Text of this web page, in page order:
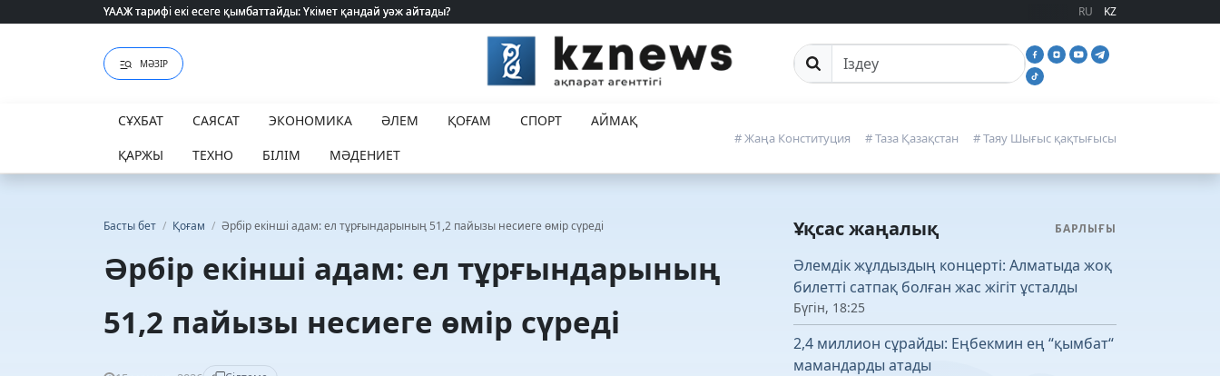
ҮААЖ тарифі екі есеге қымбаттайды: Үкімет қандай уәж айтады?
ҮААЖ тарифі екі есеге қымбаттайды: Үкімет қандай уәж айтады? RU KZ
МӘЗІР Сайттан іздеу
СҰХБАТ САЯСАТ ЭКОНОМИКА ӘЛЕМ ҚОҒАМ СПОРТ
АЙМАҚ
ҚАРЖЫ
ТЕХНО БІЛІМ МӘДЕНИЕТ
# Жаңа Конституция # Таза Қазақстан # Таяу Шығыс қақтығысы
Басты бет / Қоғам / Әрбір екінші адам: ел тұрғындарының 51,2 пайызы несиеге өмір сүреді
Әрбір екінші адам: ел тұрғындарының
51,2 пайызы несиеге өмір сүреді
Ұқсас жаңалық БАРЛЫҒЫ
Әлемдік жұлдыздың концерті: Алматыда жоқ
билетті сатпақ болған жас жігіт ұсталды
Бүгін, 18:25
2,4 миллион сұрайды: Еңбекмин ең “қымбат“
мамандарды атады